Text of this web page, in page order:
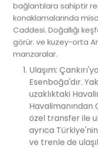
bağlantılara sahiptir
konaklamalarında
Caddesi. Doğallığı
görür. ve kuzey-orta
manzaralar.
Ulaşım:
Esenboğa'dır.
uzaklıktaki
Havalimanından
özel transfer ile
ayrıca
ve trenle de